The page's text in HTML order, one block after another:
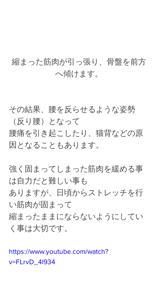
縮まった筋肉が引っ張り、骨盤を前方
へ傾けます。
その結果、腰を反らせるような姿勢
（反り腰）となって
腰痛を引き起こしたり、猫背などの原
因となることもあります。
強く固まってしまった筋肉を緩める事
は自力だと難しい事も
ありますが、日頃からストレッチを行
い筋肉が固まって
縮まったままにならないようにしてい
く事は大切です。
https://www.youtube.com/watch?
v=FLrvD_4l934